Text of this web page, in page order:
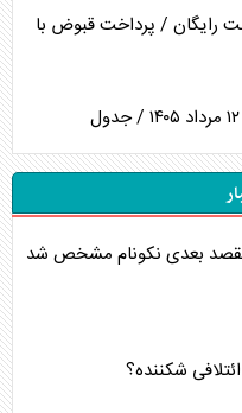
رایگان / پرداخت قبوض با
مقصد بعدی نکونام مشخص شد
شکننده؟